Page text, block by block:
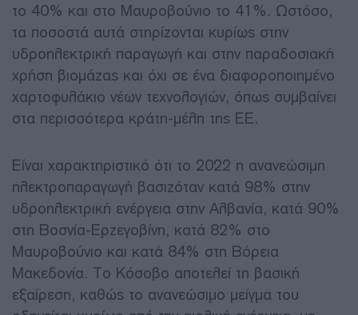
το 40% και στο Μαυροβούνιο το 41%. Ωστόσο,
τα ποσοστά αυτά στηρίζονται κυρίως στην
υδροηλεκτρική παραγωγή και στην παραδοσιακή
χρήση βιομάζας και όχι σε ένα διαφοροποιημένο
χαρτοφυλάκιο νέων τεχνολογιών, όπως συμβαίνει
στα περισσότερα κράτη-μέλη της ΕΕ.
Είναι χαρακτηριστικό ότι το 2022 η ανανεώσιμη
ηλεκτροπαραγωγή βασιζόταν κατά 98% στην
υδροηλεκτρική ενέργεια στην Αλβανία, κατά 90%
στη Βοσνία-Ερζεγοβίνη, κατά 82% στο
Μαυροβούνιο και κατά 84% στη Βόρεια
Μακεδονία. Το Κόσοβο αποτελεί τη βασική
εξαίρεση, καθώς το ανανεώσιμο μείγμα του